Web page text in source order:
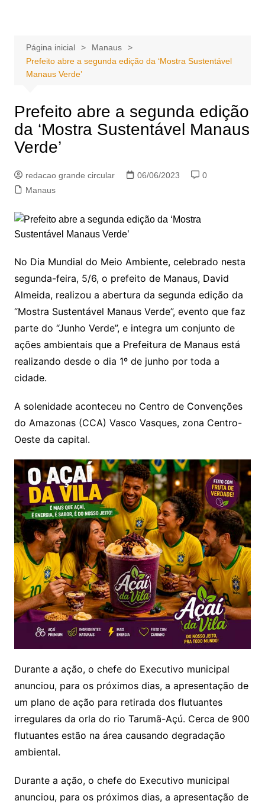
conteúdoPágina inicial
Manaus
Prefeito abre a segunda edição da ‘Mostra Sustentável
Manaus Verde’
Prefeito abre a segunda edição
da ‘Mostra Sustentável Manaus
Verde’
redacao grande circular 06/06/2023
0
Manaus
No Dia Mundial do Meio Ambiente, celebrado nesta
segunda-feira, 5/6, o prefeito de Manaus, David
Almeida, realizou a abertura da segunda edição da
“Mostra Sustentável Manaus Verde”, evento que faz
parte do “Junho Verde”, e integra um conjunto de
ações ambientais que a Prefeitura de Manaus está
realizando desde o dia 1º de junho por toda a
cidade.
A solenidade aconteceu no Centro de Convenções
do Amazonas (CCA) Vasco Vasques, zona Centro-
Oeste da capital.
Durante a ação, o chefe do Executivo municipal
anunciou, para os próximos dias, a apresentação de
um plano de ação para retirada dos flutuantes
irregulares da orla do rio Tarumã-Açú. Cerca de 900
flutuantes estão na área causando degradação
ambiental.
Durante a ação, o chefe do Executivo municipal
anunciou, para os próximos dias, a apresentação de